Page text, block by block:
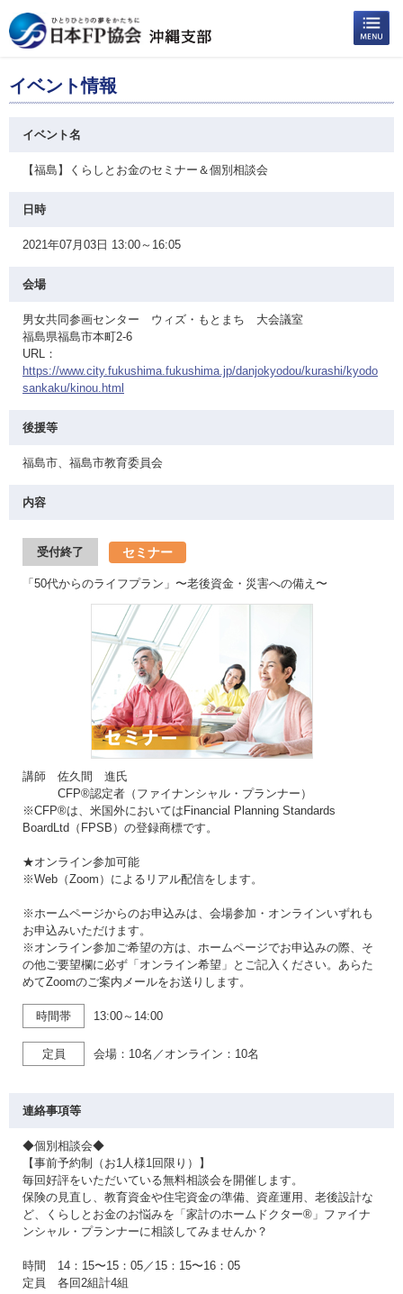
イベント情報
イベント名
【福島】くらしとお金のセミナー＆個別相談会
日時
2021年07月03日 13:00～16:05
会場
男女共同参画センター ウィズ・もとまち 大会議室
福島県福島市本町2-6
URL：
https://www.city.fukushima.fukushima.jp/danjokyodou/kurashi/kyodo
sankaku/kinou.html
後援等
福島市、福島市教育委員会
内容
受付終了 セミナー
「50代からのライフプラン」〜老後資金・災害への備え〜
講師 佐久間 進氏
CFP®認定者（ファイナンシャル・プランナー）
※CFP®は、米国外においてはFinancial Planning Standards
BoardLtd（FPSB）の登録商標です。
★オンライン参加可能
※Web（Zoom）によるリアル配信をします。
※ホームページからのお申込みは、会場参加・オンラインいずれも
お申込みいただけます。
※オンライン参加ご希望の方は、ホームページでお申込みの際、そ
の他ご要望欄に必ず「オンライン希望」とご記入ください。あらた
めてZoomのご案内メールをお送りします。
時間帯 13:00～14:00
定員 会場：10名／オンライン：10名
連絡事項等
◆個別相談会◆
【事前予約制（お1人様1回限り）】
毎回好評をいただいている無料相談会を開催します。
保険の見直し、教育資金や住宅資金の準備、資産運用、老後設計な
ど、くらしとお金のお悩みを「家計のホームドクター®」ファイナ
ンシャル・プランナーに相談してみませんか？
時間 14：15〜15：05／15：15〜16：05
定員 各回2組計4組